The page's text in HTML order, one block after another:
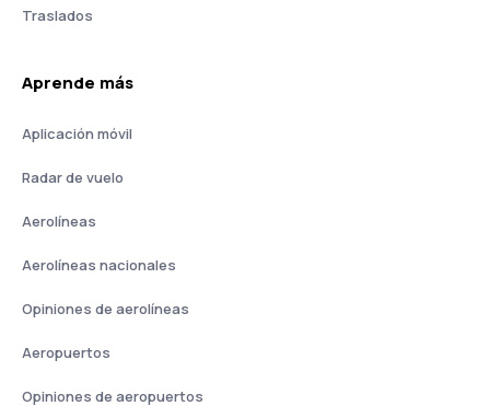
Traslados
Aprende más
Aplicación móvil
Radar de vuelo
Aerolíneas
Aerolíneas nacionales
Opiniones de aerolíneas
Aeropuertos
Opiniones de aeropuertos